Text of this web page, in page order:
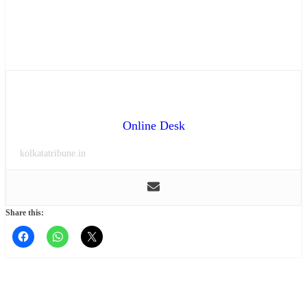
Online Desk
kolkatatribune.in
Share this: